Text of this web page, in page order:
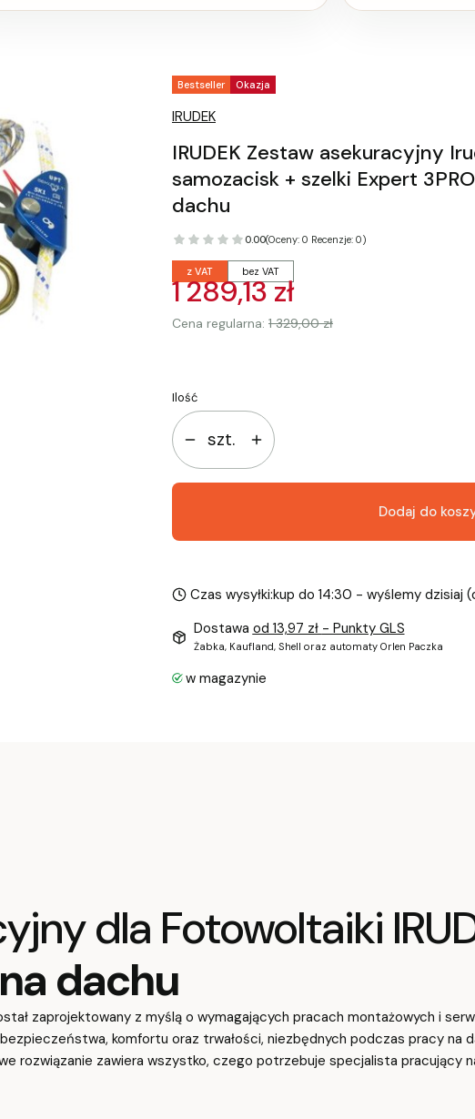
Tagi produktu
Okazja
Bestseller
IRUDEK
IRUDEK Zestaw asekuracyjny
samozacisk + szelki Expert
dachu
0.00(Oceny: 0 Recenzje: 0)
z VAT bez VAT
1 289,13 zł
Cena regularna: 1 329,00 zł
Ilość
szt.
Dodaj do
Czas wysyłki:kup do 14:30 - wyślemy dzisiaj
Dostawa od 13,97 zł - Punkty GLS
Żabka, Kaufland, Shell oraz automaty Orlen Paczka
w magazynie
dla Fotowoltaiki
dachu
zaprojektowany z myślą o wymagających pracach montażowych i
komfortu oraz trwałości, niezbędnych podczas pracy na
rozwiązanie zawiera wszystko, czego potrzebuje specjalista pracujący